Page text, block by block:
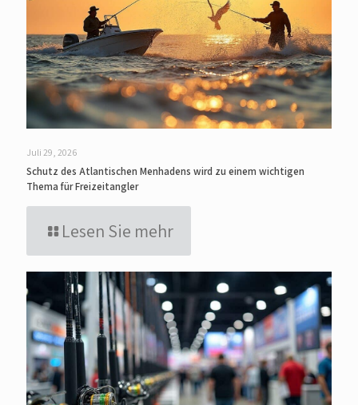
Juli 29, 2026
Schutz des Atlantischen Menhadens wird zu einem wichtigen
Thema für Freizeitangler
Lesen Sie mehr